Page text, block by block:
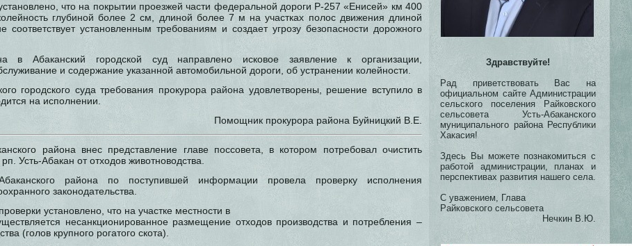
что на покрытии проезжей части федеральной дороги Р-257 «Енисей» км 400
глубиной более 2 см, длиной более 7 м на участках полос движения длиной
установленным требованиям и создает угрозу безопасности дорожного
в Абаканский городской суд направлено исковое заявление к организации,
и содержание указанной автомобильной дороги, об устранении колейности.
городского суда требования прокурора района удовлетворены, решение вступило в
на исполнении.
Помощник прокурора района Буйницкий В.Е.
района внес представление главе поссовета, в котором потребовал очистить
Усть-Абакан от отходов животноводства.
Абаканского района по поступившей информации провела проверку исполнения
законодательства.
установлено, что на участке местности в
несанкционированное размещение отходов производства и потребления –
(голов крупного рогатого скота).
Здравствуйте!
Рад приветствовать Вас на
официальном сайте Администрации
сельского поселения Райковского
сельсовета Усть-Абаканского
муниципального района Республики
Хакасия!
Здесь Вы можете познакомиться с
работой администрации, планах и
перспективах развития нашего села.
С уважением, Глава
Райковского сельсовета
Нечкин В.Ю.